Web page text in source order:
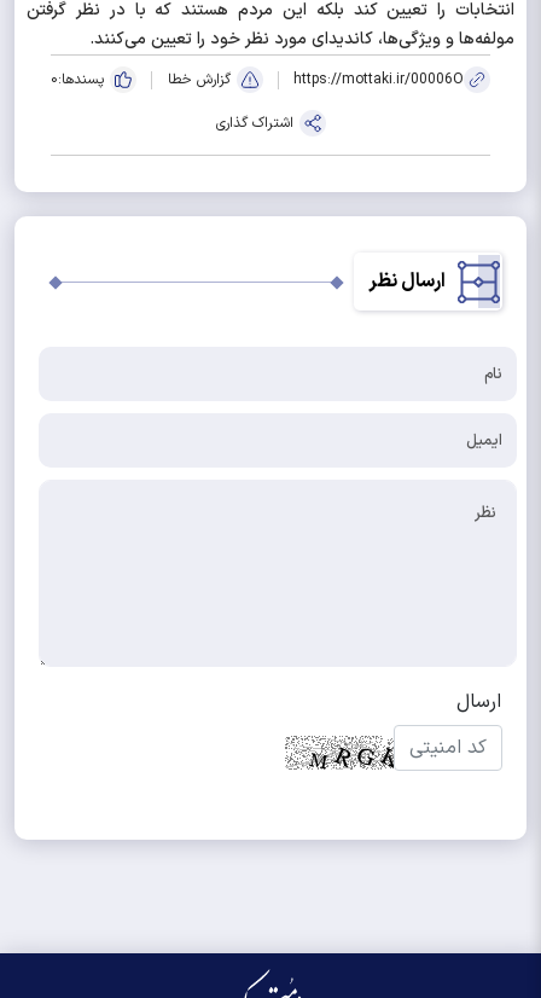
انتخابات را تعیین کند بلکه این مردم هستند که با در نظر گرفتن
مولفه‌ها و ویژگی‌ها، کاندیدای مورد نظر خود را تعیین می‌کنند.
https://mottaki.ir/00006O گزارش خطا پسندها:0
اشتراک گذاری
ارسال نظر